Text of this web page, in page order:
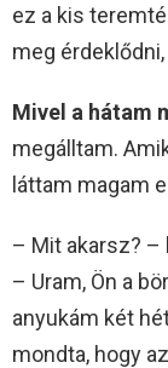
ez a kis
meg
Mivel a hátam
megálltam.
láttam magam
– Mit akarsz? –
– Uram, Ön a
anyukám két
mondta, hogy